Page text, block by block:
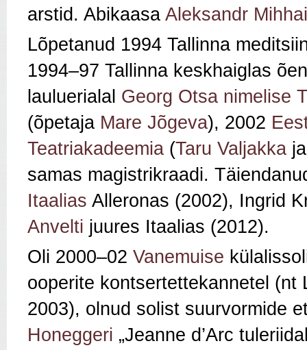
arstid. Abikaasa Aleksandr
Lõpetanud 1994 Tallinna
1994–97 Tallinna keskhaiglas
lauluerialal Georg Otsa nimelise
(õpetaja Mare Jõgeva), 2002
Teatriakadeemia (Taru Valjakka
samas magistrikraadi.
Itaalias Alleronas (2002), Ingrid
Anvelti juures Itaalias (2012).
Oli 2000–02 Vanemuise
ooperite kontsertettekannetel (nt
2003), olnud solist suurvormide
Honeggeri „Jeanne d’Arc